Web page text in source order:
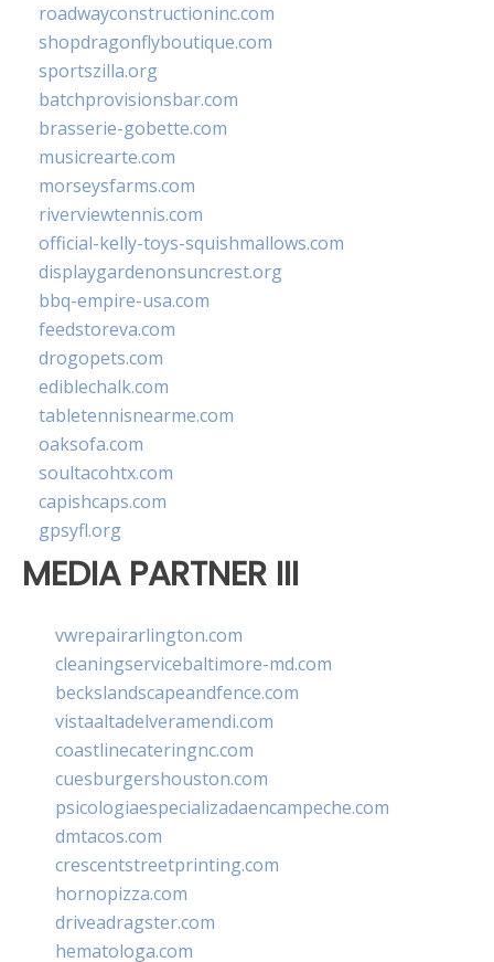
roadwayconstructioninc.com
shopdragonflyboutique.com
sportszilla.org
batchprovisionsbar.com
brasserie-gobette.com
musicrearte.com
morseysfarms.com
riverviewtennis.com
official-kelly-toys-squishmallows.com
displaygardenonsuncrest.org
bbq-empire-usa.com
feedstoreva.com
drogopets.com
ediblechalk.com
tabletennisnearme.com
oaksofa.com
soultacohtx.com
capishcaps.com
gpsyfl.org
MEDIA PARTNER III
vwrepairarlington.com
cleaningservicebaltimore-md.com
beckslandscapeandfence.com
vistaaltadelveramendi.com
coastlinecateringnc.com
cuesburgershouston.com
psicologiaespecializadaencampeche.com
dmtacos.com
crescentstreetprinting.com
hornopizza.com
driveadragster.com
hematologa.com